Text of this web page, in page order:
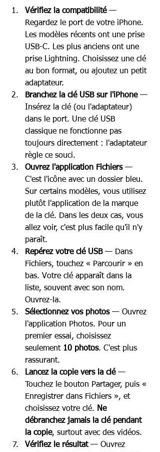
Vérifiez la compatibilité —
Regardez le port de votre iPhone.
Les modèles récents ont une prise
USB-C. Les plus anciens ont une
prise Lightning. Choisissez une clé
au bon format, ou ajoutez un petit
adaptateur.
Branchez la clé USB sur l'iPhone —
Insérez la clé (ou l'adaptateur)
dans le port. Une clé USB
classique ne fonctionne pas
toujours directement : l'adaptateur
règle ce souci.
Ouvrez l'application Fichiers —
C'est l'icône avec un dossier bleu.
Sur certains modèles, vous utilisez
plutôt l'application de la marque
de la clé. Dans les deux cas, vous
allez voir, c'est plus facile qu'il n'y
paraît.
Repérez votre clé USB — Dans
Fichiers, touchez « Parcourir » en
bas. Votre clé apparaît dans la
liste, souvent avec son nom.
Ouvrez-la.
Sélectionnez vos photos — Ouvrez
l'application Photos. Pour un
premier essai, choisissez
seulement 10 photos. C'est plus
rassurant.
Lancez la copie vers la clé —
Touchez le bouton Partager, puis «
Enregistrer dans Fichiers », et
choisissez votre clé. Ne
débranchez jamais la clé pendant
la copie, surtout avec des vidéos.
Vérifiez le résultat — Ouvrez